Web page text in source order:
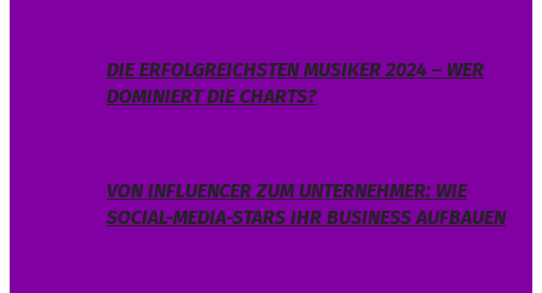
DIE ERFOLGREICHSTEN MUSIKER 2024 – WER
DOMINIERT DIE CHARTS?
VON INFLUENCER ZUM UNTERNEHMER: WIE
SOCIAL-MEDIA-STARS IHR BUSINESS AUFBAUEN